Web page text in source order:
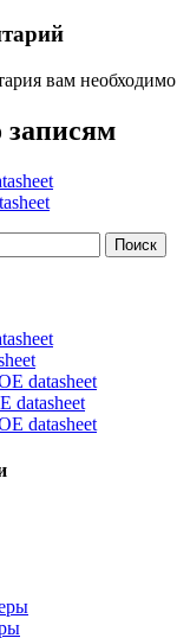
вам необходимо
datasheet
datasheet
datasheet